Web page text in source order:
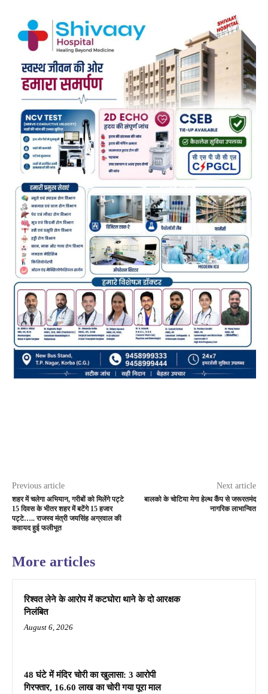
Previous article
शहर में चलेगा अभियान, गरीबों को मिलेंगे पट्टे
15 दिवस के भीतर शहर में बटेंगे 15 हजार
पट्टे….. राजस्व मंत्री जयसिंह अग्रवाल की
कवायद हुई फलीभूत
Next article
बालको के चोटिया मेगा हेल्थ कैंप से जरूरतमंद
नागरिक लाभान्वित
More articles
रिश्वत लेने के आरोप में कटघोरा थाने के दो आरक्षक
निलंबित
August 6, 2026
48 घंटे में मंदिर चोरी का खुलासा: 3 आरोपी
गिरफ्तार, 16.60 लाख का चोरी गया पूरा माल